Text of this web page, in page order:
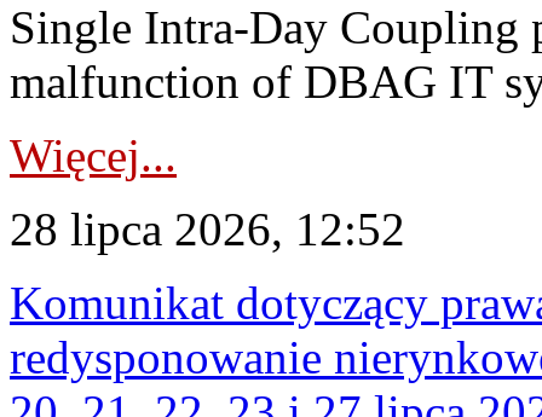
Single Intra-Day Coupling
malfunction of DBAG IT
Więcej...
28 lipca 2026, 12:52
Komunikat dotyczący
redysponowanie